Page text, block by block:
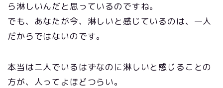
ら淋しいんだと思っているのですね。
でも、あなたが今、淋しいと感じているのは、一人
だからではないのです。
本当は二人でいるはずなのに淋しいと感じることの
方が、人ってよほどつらい。